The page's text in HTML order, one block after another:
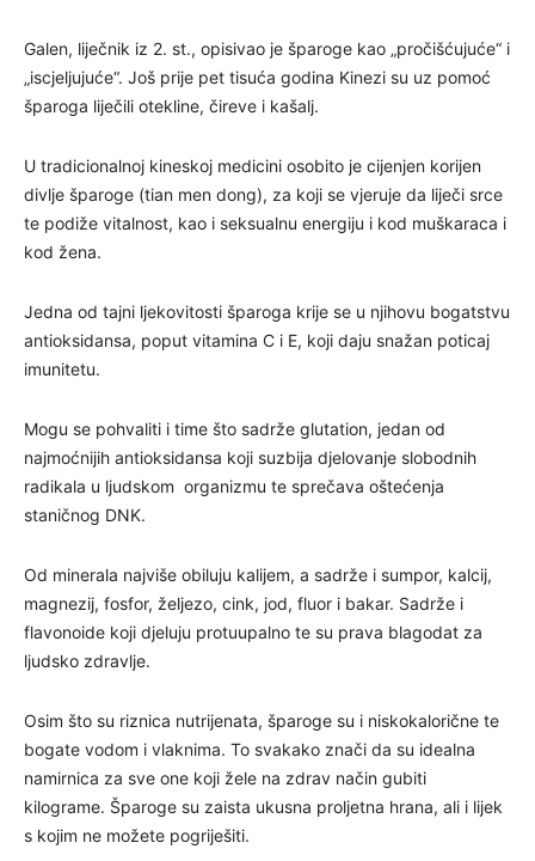
Galen, liječnik iz 2. st., opisivao je šparoge kao „pročišćujuće“ i
„iscjeljujuće“. Još prije pet tisuća godina Kinezi su uz pomoć
šparoga liječili otekline, čireve i kašalj.
U tradicionalnoj kineskoj medicini osobito je cijenjen korijen
divlje šparoge (tian men dong), za koji se vjeruje da liječi srce
te podiže vitalnost, kao i seksualnu energiju i kod muškaraca i
kod žena.
Jedna od tajni ljekovitosti šparoga krije se u njihovu bogatstvu
antioksidansa, poput vitamina C i E, koji daju snažan poticaj
imunitetu.
Mogu se pohvaliti i time što sadrže glutation, jedan od
najmoćnijih antioksidansa koji suzbija djelovanje slobodnih
radikala u ljudskom organizmu te sprečava oštećenja
staničnog DNK.
Od minerala najviše obiluju kalijem, a sadrže i sumpor, kalcij,
magnezij, fosfor, željezo, cink, jod, fluor i bakar. Sadrže i
flavonoide koji djeluju protuupalno te su prava blagodat za
ljudsko zdravlje.
Osim što su riznica nutrijenata, šparoge su i niskokalorične te
bogate vodom i vlaknima. To svakako znači da su idealna
namirnica za sve one koji žele na zdrav način gubiti
kilograme. Šparoge su zaista ukusna proljetna hrana, ali i lijek
s kojim ne možete pogriješiti.